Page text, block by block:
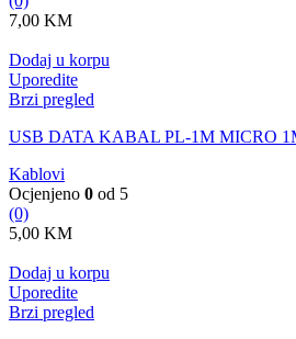
7,00 KM
Dodaj u korpu
Uporedite
Brzi pregled
USB DATA KABAL PL-1M MICRO
Kablovi
Ocjenjeno 0 od 5
(0)
5,00 KM
Dodaj u korpu
Uporedite
Brzi pregled